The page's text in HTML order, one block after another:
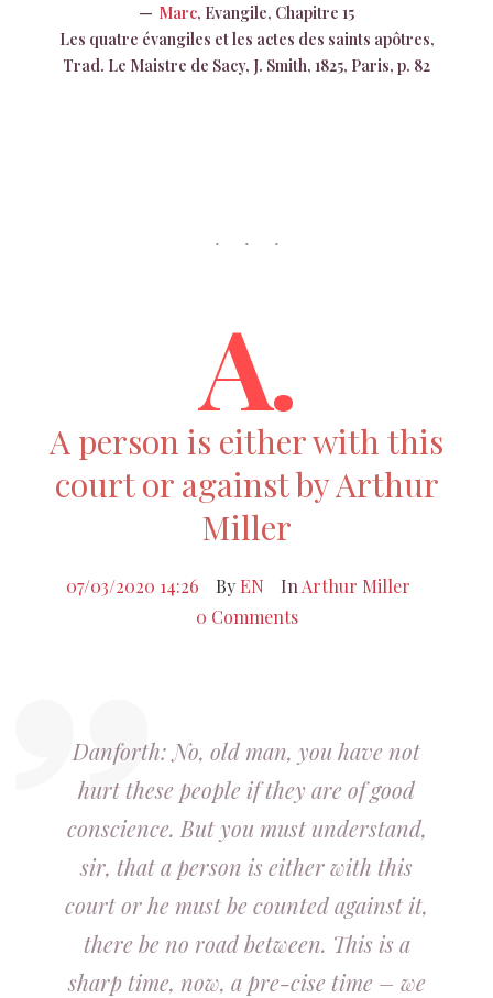
Marc, Evangile, Chapitre 15
Les quatre évangiles et les actes des saints apôtres,
Trad. Le Maistre de Sacy, J. Smith, 1825, Paris, p. 82
A.
A person is either with this
court or against by Arthur
Miller
07/03/2020 14:26 By EN In Arthur Miller
0 Comments
Danforth: No, old man, you have not
hurt these people if they are of good
conscience. But you must understand,
sir, that a person is either with this
court or he must be counted against it,
there be no road between. This is a
sharp time, now, a pre-cise time – we